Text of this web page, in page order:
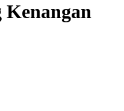
Kenangan